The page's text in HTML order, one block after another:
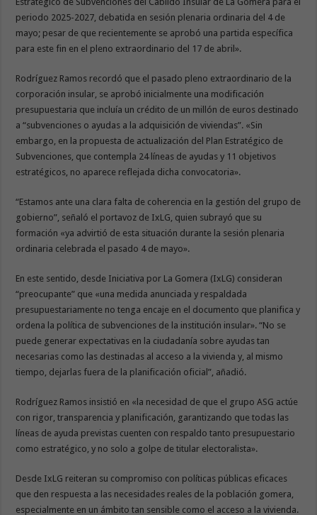
periodo 2025-2027, debatida en sesión plenaria ordinaria del 4 de
mayo; pesar de que recientemente se aprobó una partida específica
para este fin en el pleno extraordinario del 17 de abril».
Rodríguez Ramos recordó que el pasado pleno extraordinario de la
corporación insular, se aprobó inicialmente una modificación
presupuestaria que incluía un crédito de un millón de euros destinado
a “subvenciones o ayudas a la adquisición de viviendas”. «Sin
embargo, en la propuesta de actualización del Plan Estratégico de
Subvenciones, que contempla 24 líneas de ayudas y 11 objetivos
estratégicos, no aparece reflejada dicha convocatoria».
“Estamos ante una clara falta de coherencia en la gestión del grupo de
gobierno”, señaló el portavoz de IxLG, quien subrayó que su
formación «ya advirtió de esta situación durante la sesión plenaria
ordinaria celebrada el pasado 4 de mayo».
En este sentido, desde Iniciativa por La Gomera (IxLG) consideran
“preocupante” que «una medida anunciada y respaldada
presupuestariamente no tenga encaje en el documento que planifica y
ordena la política de subvenciones de la institución insular». “No se
puede generar expectativas en la ciudadanía sobre ayudas tan
necesarias como las destinadas al acceso a la vivienda y, al mismo
tiempo, dejarlas fuera de la planificación oficial”, añadió.
Rodríguez Ramos insistió en «la necesidad de que el grupo ASG actúe
con rigor, transparencia y planificación, garantizando que todas las
líneas de ayuda previstas cuenten con respaldo tanto presupuestario
como estratégico, y no solo a golpe de titular electoralista».
Desde IxLG reiteran su compromiso con políticas públicas eficaces
que den respuesta a las necesidades reales de la población gomera,
especialmente en un ámbito tan sensible como el acceso a la vivienda.